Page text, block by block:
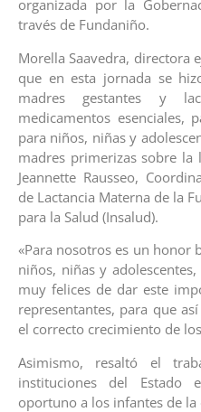
organizada por la
través de Fundaniño.
Morella Saavedra, directora
que en esta jornada se
madres gestantes y
medicamentos esenciales,
para niños, niñas y
madres primerizas sobre la
Jeannette Rausseo,
de Lactancia Materna de la
para la Salud (Insalud).
«Para nosotros es un honor
niños, niñas y
muy felices de dar este
representantes, para que
el correcto crecimiento de
Asimismo, resaltó el
instituciones del Estado
oportuno a los infantes de la